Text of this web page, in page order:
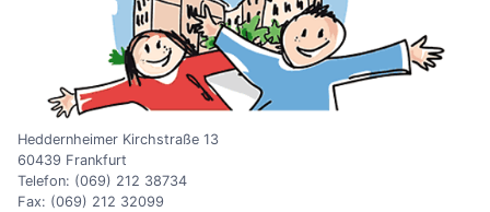
Heddernheimer Kirchstraße 13
60439 Frankfurt
Telefon: (069) 212 38734
Fax: (069) 212 32099